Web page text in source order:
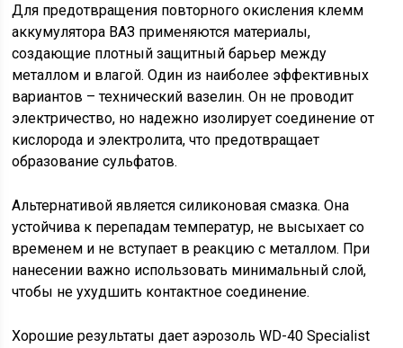
Для предотвращения повторного окисления клемм
аккумулятора ВАЗ применяются материалы,
создающие плотный защитный барьер между
металлом и влагой. Один из наиболее эффективных
вариантов – технический вазелин. Он не проводит
электричество, но надежно изолирует соединение от
кислорода и электролита, что предотвращает
образование сульфатов.
Альтернативой является силиконовая смазка. Она
устойчива к перепадам температур, не высыхает со
временем и не вступает в реакцию с металлом. При
нанесении важно использовать минимальный слой,
чтобы не ухудшить контактное соединение.
Хорошие результаты дает аэрозоль WD-40 Specialist